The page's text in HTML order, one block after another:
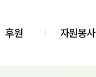
후원 자원봉사